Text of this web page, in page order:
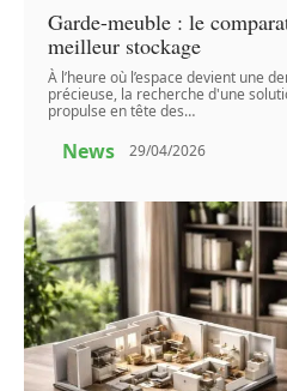
Garde-meuble : le
meilleur stockage
À l’heure où l’espace devient une
précieuse, la recherche d'une
propulse en tête des…
News 29/04/2026